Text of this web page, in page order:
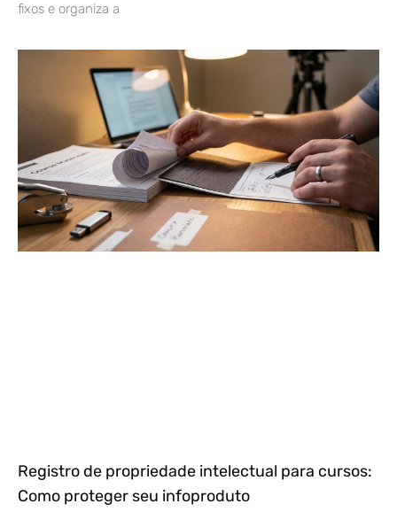
fixos e organiza a
Registro de propriedade intelectual para cursos:
Como proteger seu infoproduto